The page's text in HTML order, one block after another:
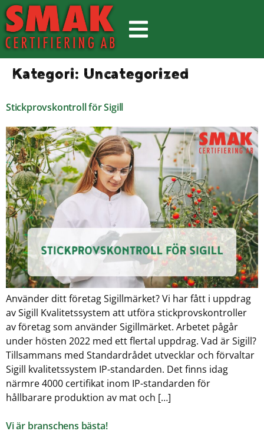
Kategori: Uncategorized
Stickprovskontroll för Sigill
Använder ditt företag Sigillmärket? Vi har fått i uppdrag
av Sigill Kvalitetssystem att utföra stickprovskontroller
av företag som använder Sigillmärket. Arbetet pågår
under hösten 2022 med ett flertal uppdrag. Vad är Sigill?
Tillsammans med Standardrådet utvecklar och förvaltar
Sigill kvalitetssystem IP-standarden. Det finns idag
närmre 4000 certifikat inom IP-standarden för
hållbarare produktion av mat och […]
Vi är branschens bästa!